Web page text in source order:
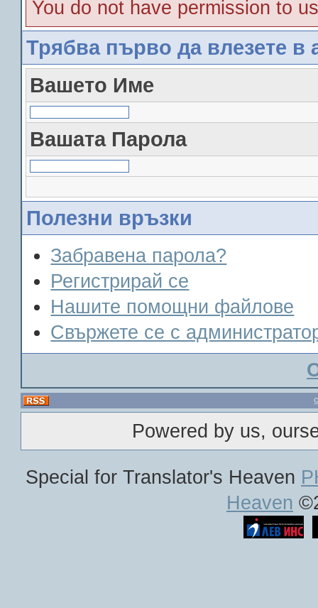
You do not have permission to
Трябва първо да влезете в
Вашето Име
Вашата Парола
Полезни връзки
Забравена парола?
Регистрирай се
Нашите помощни файлове
Свържете се с
Powered by us,
Special for Translator's Heaven
Heaven